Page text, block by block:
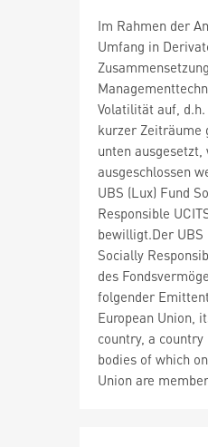
Im Rahmen der
Umfang in
Volatilität auf,
kurzer Zeiträume
unten
ausgeschlossen
UBS (Lux) Fund
Responsible
bewilligt.Der UBS
Socially
des
folgender
European Union,
country, a
bodies of which
Union are